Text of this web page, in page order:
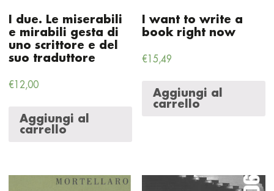
I due. Le miserabili
e mirabili gesta di
uno scrittore e del
suo traduttore
€ 12,00
Aggiungi al
carrello
I want to write a
book right now
€ 15,49
Aggiungi al
carrello